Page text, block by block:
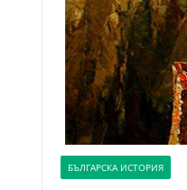
БЪЛГАРСКА ИСТОРИЯ